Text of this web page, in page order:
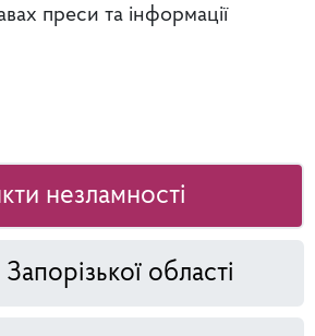
преси та інформації
незламності
області